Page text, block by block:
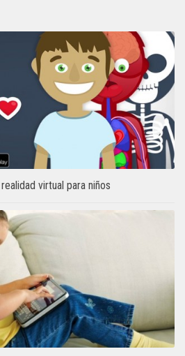
virtual para niños